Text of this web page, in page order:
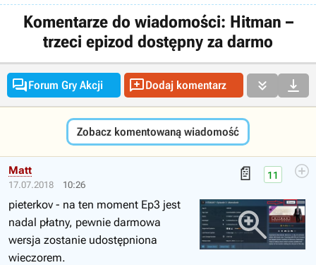
Komentarze do wiadomości: Hitman –
trzeci epizod dostępny za darmo
Forum Gry Akcji Dodaj komentarz  
Zobacz komentowaną wiadomość
17.07.2018 10:26
📄 11
Matt
pieterkov - na ten moment Ep3 jest
nadal płatny, pewnie darmowa
wersja zostanie udostępniona
wieczorem.